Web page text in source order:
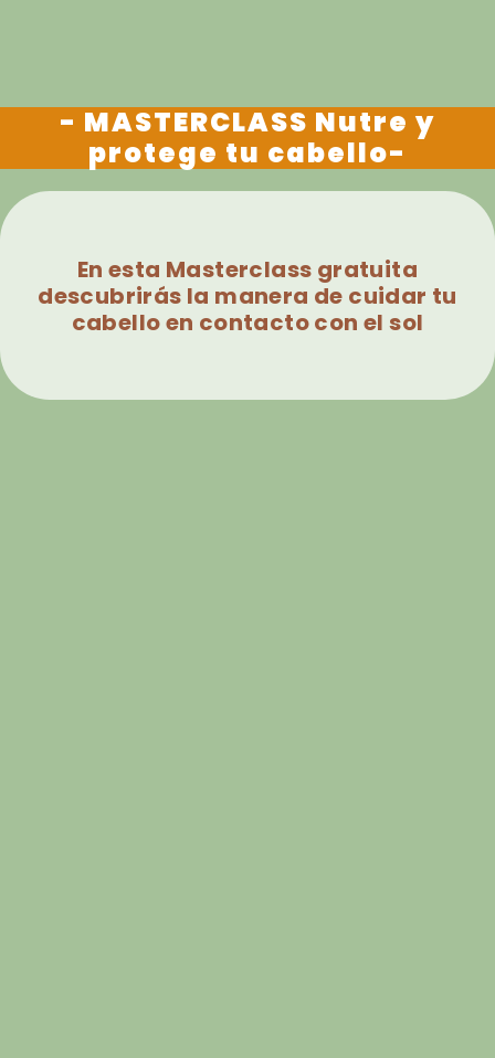
- MASTERCLASS Nutre y
protege tu cabello-
En esta Masterclass gratuita
descubrirás la manera de cuidar tu
cabello en contacto con el sol